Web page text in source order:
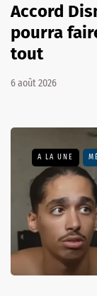
Accord
pourra
tout
6 août 2026
A LA UNE